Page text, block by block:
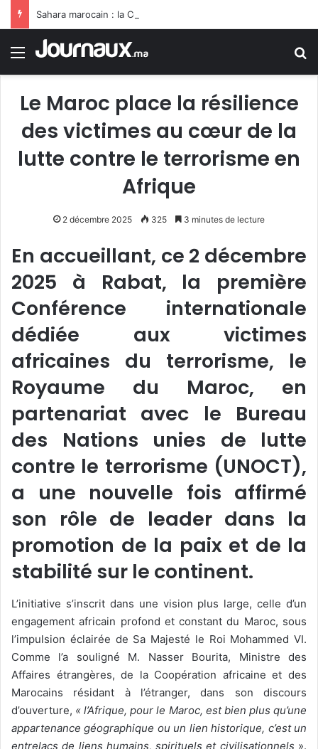
Menu
Le Maroc place la résilience
des victimes au cœur de la
lutte contre le terrorisme en
Afrique
2 décembre 2025 325 3 minutes de lecture
En accueillant, ce 2 décembre
2025 à Rabat, la première
Conférence internationale
dédiée aux victimes
africaines du terrorisme, le
Royaume du Maroc, en
partenariat avec le Bureau
des Nations unies de lutte
contre le terrorisme (UNOCT),
a une nouvelle fois affirmé
son rôle de leader dans la
promotion de la paix et de la
stabilité sur le continent.
L’initiative s’inscrit dans une vision plus large, celle d’un
engagement africain profond et constant du Maroc, sous
l’impulsion éclairée de Sa Majesté le Roi Mohammed VI.
Comme l’a souligné M. Nasser Bourita, Ministre des
Affaires étrangères, de la Coopération africaine et des
Marocains résidant à l’étranger, dans son discours
d’ouverture, « l’Afrique, pour le Maroc, est bien plus qu’une
appartenance géographique ou un lien historique, c’est un
entrelacs de liens humains, spirituels et civilisationnels ».